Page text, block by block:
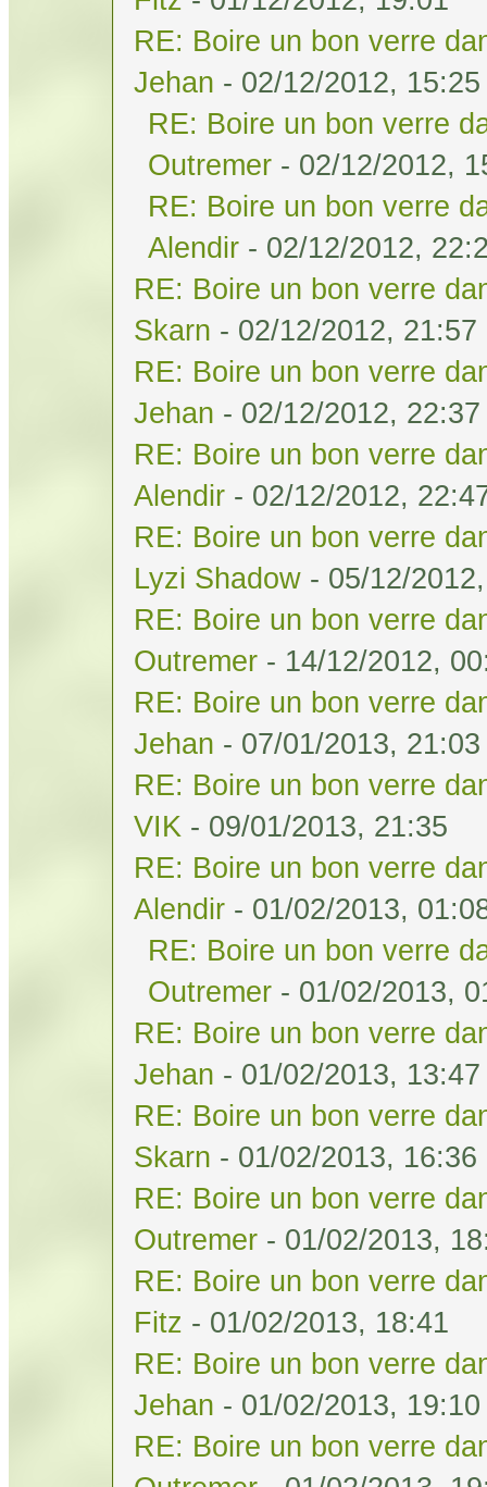
RE: Boire un bon verre
Jehan - 02/12/2012, 15:25
RE: Boire un bon verre
Outremer - 02/12/2012,
RE: Boire un bon verre
Alendir - 02/12/2012,
RE: Boire un bon verre
Skarn - 02/12/2012, 21:57
RE: Boire un bon verre
Jehan - 02/12/2012, 22:37
RE: Boire un bon verre
Alendir - 02/12/2012,
RE: Boire un bon verre
Lyzi Shadow - 05/12/
RE: Boire un bon verre
Outremer - 14/12/2012,
RE: Boire un bon verre
Jehan - 07/01/2013, 21:03
RE: Boire un bon verre
VIK - 09/01/2013, 21:35
RE: Boire un bon verre
Alendir - 01/02/2013,
RE: Boire un bon verre
Outremer - 01/02/2013,
RE: Boire un bon verre
Jehan - 01/02/2013, 13:47
RE: Boire un bon verre
Skarn - 01/02/2013, 16:36
RE: Boire un bon verre
Outremer - 01/02/2013,
RE: Boire un bon verre
Fitz - 01/02/2013, 18:41
RE: Boire un bon verre
Jehan - 01/02/2013, 19:10
RE: Boire un bon verre